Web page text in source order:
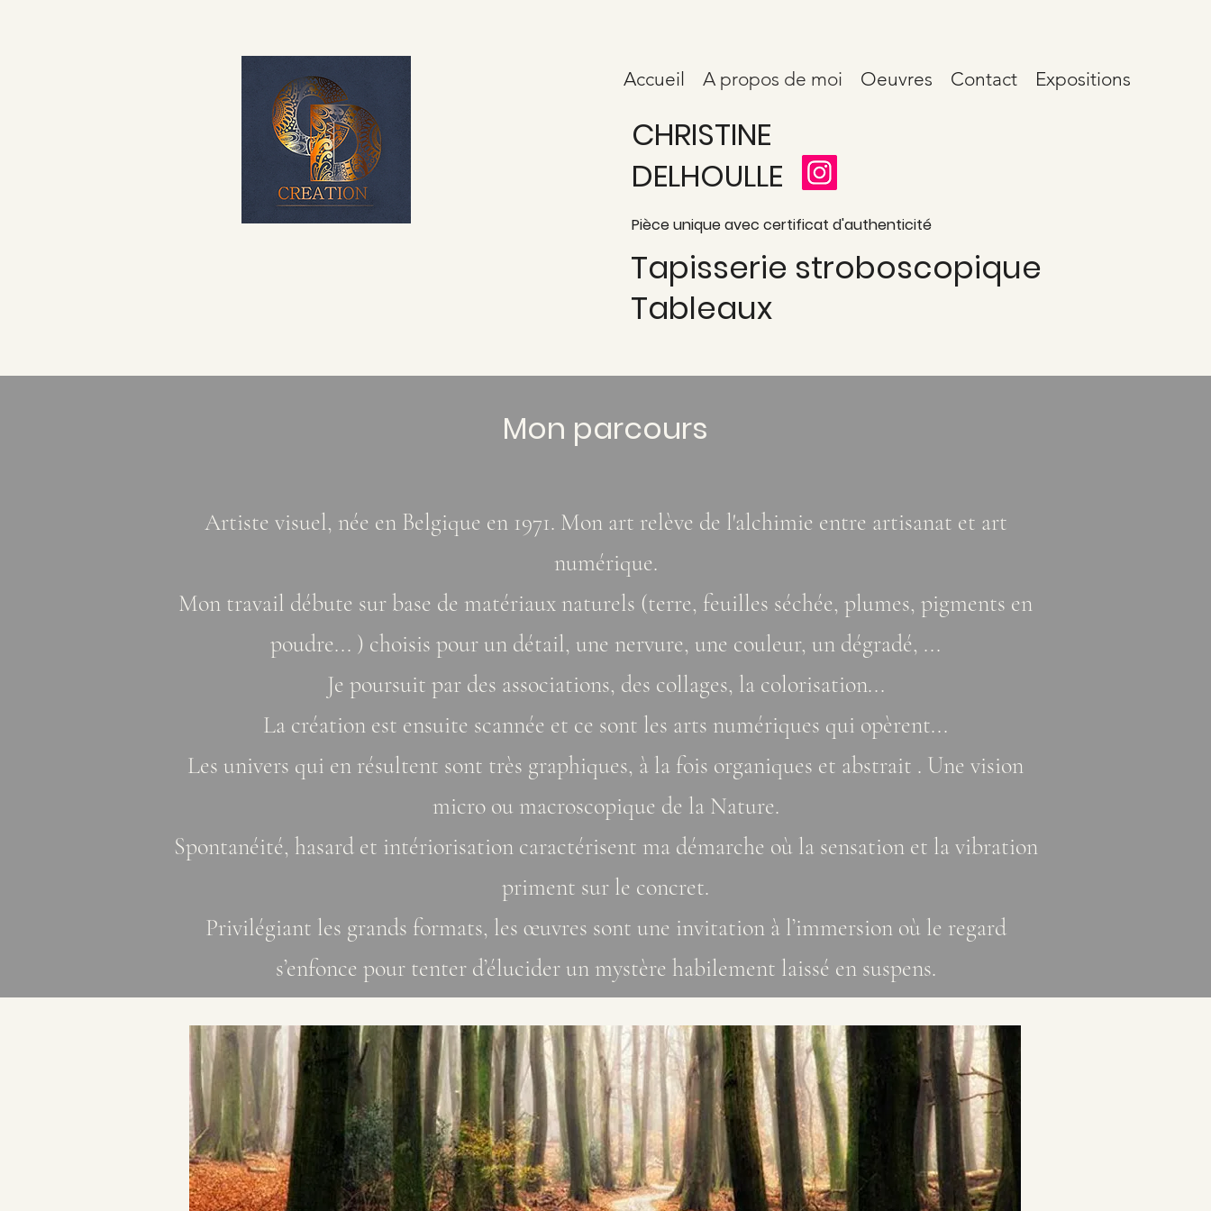
Accueil A propos de moi Oeuvres Contact Expositions
CHRISTINE
DELHOULLE
Pièce unique avec certificat d'authenticité
Tapisserie stroboscopique
Tableaux
Artiste visuel, née en Belgique en 1971. Mon art relève de l'alchimie entre artisanat et art
numérique.
Mon travail débute sur base de matériaux naturels (terre, feuilles séchée, plumes, pigments en
poudre... ) choisis pour un détail, une nervure, une couleur, un dégradé, ...
Je poursuit par des associations, des collages, la colorisation...
La création est ensuite scannée et ce sont les arts numériques qui opèrent...
Les univers qui en résultent sont très graphiques, à la fois organiques et abstrait . Une vision
micro ou macroscopique de la Nature.
Spontanéité, hasard et intériorisation caractérisent ma démarche où la sensation et la vibration
priment sur le concret.
Privilégiant les grands formats, les œuvres sont une invitation à l’immersion où le regard
s’enfonce pour tenter d’élucider un mystère habilement laissé en suspens.
Mon parcours